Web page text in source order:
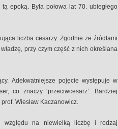
epoką. Była połowa lat 70. ubiegłego
liczba cesarzy. Zgodnie ze źródłami
przy czym część z nich określana
Adekwatniejsze pojęcie występuje w
co znaczy ‘przeciwcesarz’. Bardziej
Wiesław Kaczanowicz.
względu na niewielką liczbę i rodzaj